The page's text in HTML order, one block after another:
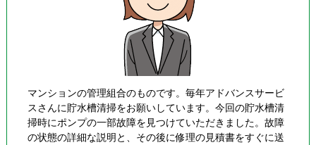
マンションの管理組合のものです。毎年アドバンスサービ
スさんに貯水槽清掃をお願いしています。今回の貯水槽清
掃時にポンプの一部故障を見つけていただきました。故障
の状態の詳細な説明と、その後に修理の見積書をすぐに送